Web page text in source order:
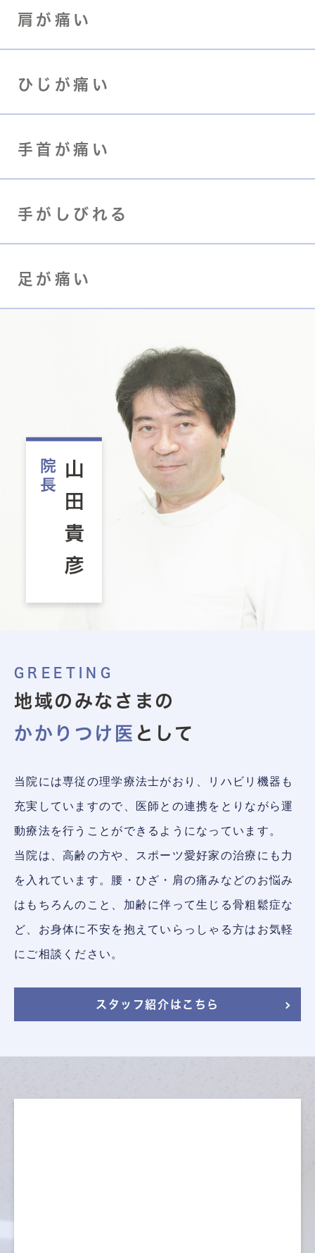
肩が痛い
ひじが痛い
手首が痛い
手がしびれる
足が痛い
GREETING
地域のみなさまの
かかりつけ医 として
当院には専従の理学療法士がおり、リハビリ機器も
充実していますので、医師との連携をとりながら運
動療法を行うことができるようになっています。
当院は、高齢の方や、スポーツ愛好家の治療にも力
を入れています。腰・ひざ・肩の痛みなどのお悩み
はもちろんのこと、加齢に伴って生じる骨粗鬆症な
ど、お身体に不安を抱えていらっしゃる方はお気軽
にご相談ください。
スタッフ紹介はこちら